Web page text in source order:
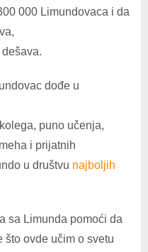
000 Limundovaca i da
dođe u
puno učenja,
i prijatnih
u društvu najboljih
sa Limunda pomoći da
što ovde učim o svetu